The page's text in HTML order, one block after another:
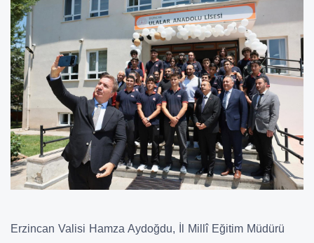
Erzincan Valisi Hamza Aydoğdu, İl Millî Eğitim Müdürü